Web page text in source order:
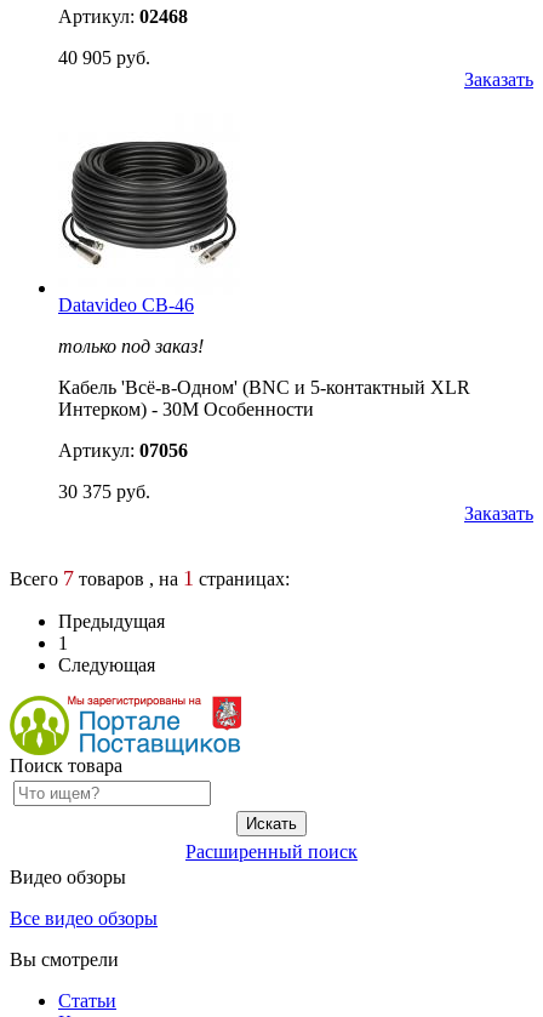
Артикул: 02468
40 905 руб.
Заказать
Datavideo CB-46
только под заказ!
Кабель 'Всё-в-Одном' (BNC и 5-контактный XLR
Интерком) - 30M Особенности
Артикул: 07056
30 375 руб.
Заказать
Всего 7 товаров , на 1 страницах:
Предыдущая
1
Следующая
Поиск товара
Расширенный поиск
Видео обзоры
Все видео обзоры
Вы смотрели
Статьи